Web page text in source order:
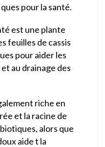
pour la santé.
est une plante
feuilles de cassis
pour aider les
au drainage des
riche en
et la racine de
alors que
aide t la